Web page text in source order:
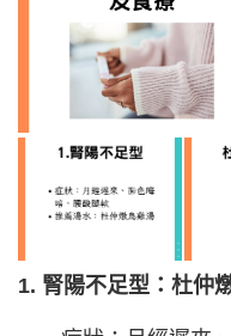
1. 腎陽不足型：杜仲